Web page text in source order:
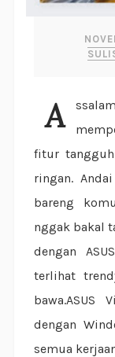
Assalamualaikum Sahabat. Kembali ASUS
fitur
ringan.
bareng
nggak bakal
dengan
terlihat
bawa.ASUS
dengan
semua